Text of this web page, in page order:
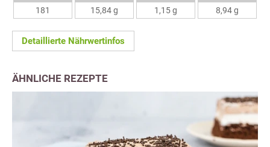
181
15,84 g
1,15 g
8,94 g
Detaillierte Nährwertinfos
ÄHNLICHE REZEPTE